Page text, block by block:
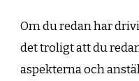
Om du redan har
det troligt att du
aspekterna och